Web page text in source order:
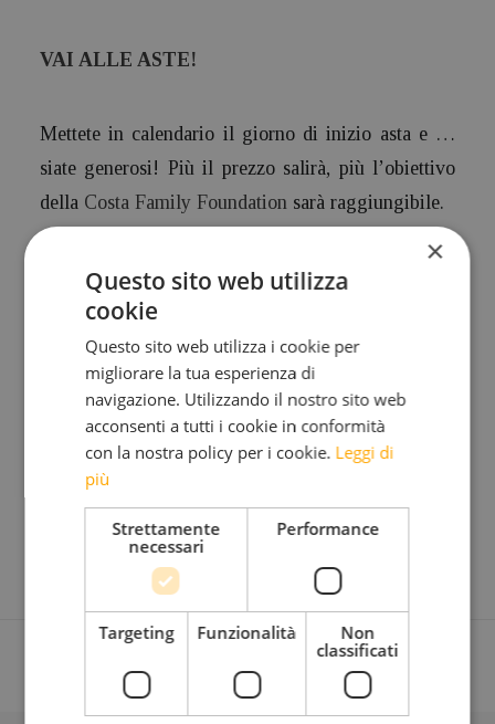
VAI ALLE ASTE!
Mettete in calendario il giorno di inizio asta e …
siate generosi! Più il prezzo salirà, più l’obiettivo
della Costa Family Foundation sarà raggiungibile.
Con il ricavato la Costa Family Foundation
realizzerà il suo 7. progetto: la costruzione di una
plazzina ostello di tre piani per ragazze profughe
tibetane che vivono a Dharamsala, nel nord
dell’India. La spesa prevista è di 7,507,950.00
Rupie (euro 125.132,50 ca.).
VAI ALLE ASTE SU eBAY!
×
Questo sito web utilizza
cookie
Questo sito web utilizza i cookie per
migliorare la tua esperienza di
navigazione. Utilizzando il nostro sito web
acconsenti a tutti i cookie in conformità
con la nostra policy per i cookie. Leggi di
più
Strettamente
necessari
Performance
Targeting Funzionalità
Non
classificati